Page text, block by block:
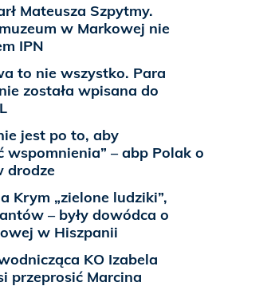
Mateusza Szpytmy.
w Markowej nie
IPN
to nie wszystko. Para
została wpisana do
jest po to, aby
wspomnienia” – abp Polak o
drodze
Krym „zielone ludziki”,
– były dowódca o
w Hiszpanii
KO Izabela
przeprosić Marcina